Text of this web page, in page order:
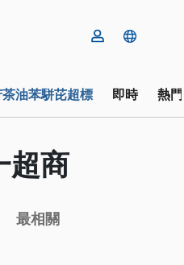
油苯駢芘超標 即時 熱
超商
最相關